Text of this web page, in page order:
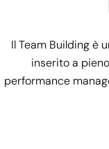
Il Team Building è
inserito a
performance